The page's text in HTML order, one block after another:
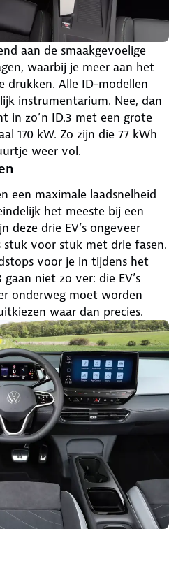
aan de smaakgevoelige
waarbij je meer aan het
drukken. Alle ID-modellen
instrumentarium. Nee, dan
in zo’n ID.3 met een grote
170 kW. Zo zijn die 77 kWh
weer vol.
een maximale laadsnelheid
het meeste bij een
deze drie EV’s ongeveer
stuk voor stuk met drie fasen.
voor je in tijdens het
niet zo ver: die EV’s
onderweg moet worden
waar dan precies.